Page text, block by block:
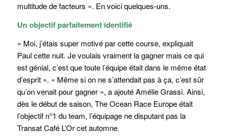
multitude de facteurs ». En voici quelques-uns.
Un objectif parfaitement identifié
« Moi, j’étais super motivé par cette course, expliquait
Paul cette nuit. Je voulais vraiment la gagner mais ce qui
est génial, c’est que toute l’équipe était dans le même état
d’esprit ». « Même si on ne s’attendait pas à ça, c’est sûr
qu’on venait pour gagner », a ajouté Amélie Grassi. Ainsi,
dès le début de saison, The Ocean Race Europe était
l’objectif n°1 du team, l’équipage ne disputant pas la
Transat Café L’Or cet automne.